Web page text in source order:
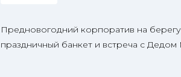
Предновогодний корпоратив на
праздничный банкет и встреча с